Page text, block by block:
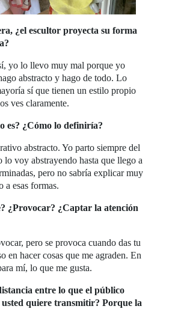
¿el escultor proyecta su forma
yo lo llevo muy mal porque yo
abstracto y hago de todo. Lo
sí que tienen un estilo propio
ves claramente.
es? ¿Cómo lo definiría?
abstracto. Yo parto siempre del
voy abstrayendo hasta que llego a
pero no sabría explicar muy
a esas formas.
¿Provocar? ¿Captar la atención
pero se provoca cuando das tu
en hacer cosas que me agraden. En
mí, lo que me gusta.
entre lo que el público
quiere transmitir? Porque la